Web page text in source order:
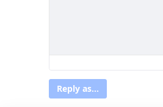
Reply as...